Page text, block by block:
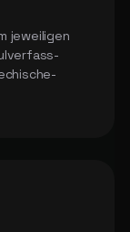
jeweiligen